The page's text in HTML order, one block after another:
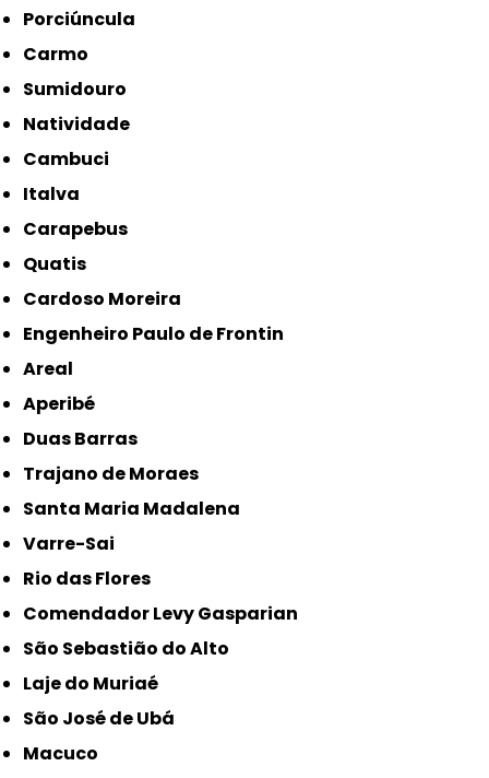
Porciúncula
Carmo
Sumidouro
Natividade
Cambuci
Italva
Carapebus
Quatis
Cardoso Moreira
Engenheiro Paulo de Frontin
Areal
Aperibé
Duas Barras
Trajano de Moraes
Santa Maria Madalena
Varre-Sai
Rio das Flores
Comendador Levy Gasparian
São Sebastião do Alto
Laje do Muriaé
São José de Ubá
Macuco